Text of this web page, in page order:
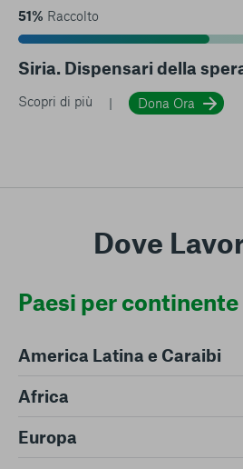
51% Raccolto
Siria. Dispensari della
Scopri di più Dona Ora
Dove
Paesi per continente
America Latina e Caraibi
Africa
Europa